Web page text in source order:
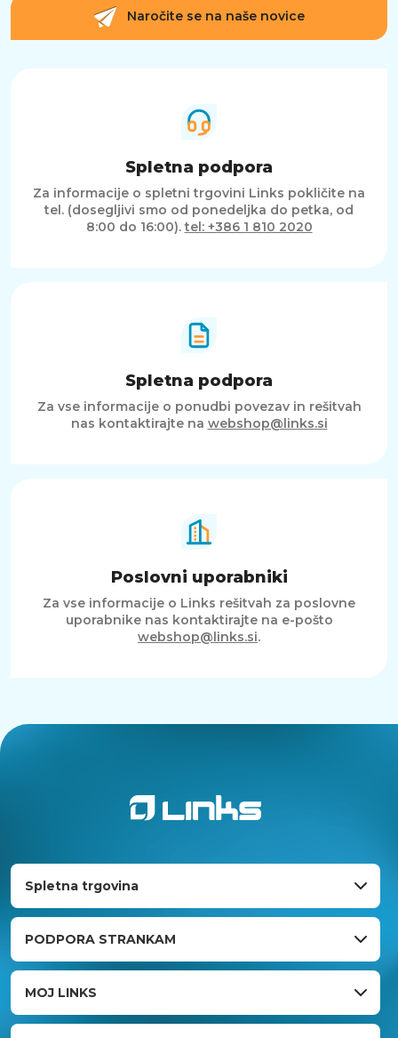
Naročite se na naše novice
Spletna podpora
Za informacije o spletni trgovini Links pokličite na
tel. (dosegljivi smo od ponedeljka do petka, od
8:00 do 16:00).tel: +386 1 810 2020
Spletna podpora
Za vse informacije o ponudbi povezav in rešitvah
nas kontaktirajte na webshop@links.si
Poslovni uporabniki
Za vse informacije o Links rešitvah za poslovne
uporabnike nas kontaktirajte na e-pošto
webshop@links.si.
Spletna trgovina
PODPORA STRANKAM
MOJ LINKS